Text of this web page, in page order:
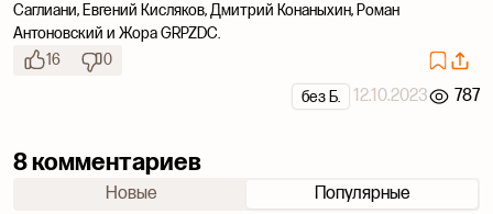
Саглиани, Евгений Кисляков, Дмитрий Конаныхин, Роман
Антоновский и Жора GRPZDC.
16
0
12.10.2023 787
без Б.
8 комментариев
Новые Популярные